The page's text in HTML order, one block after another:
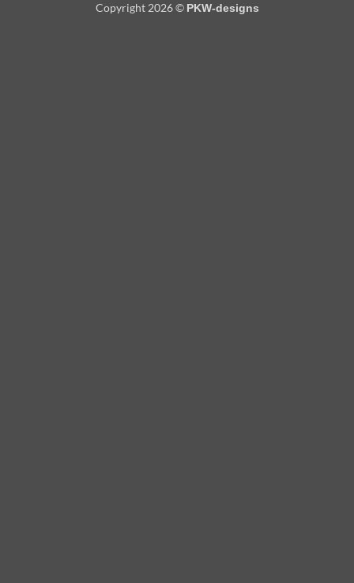
Pickup
Copyright 2026 © PKW-designs